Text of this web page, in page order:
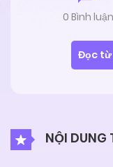
0 Bình luận
Đọc từ
NỘI DUNG